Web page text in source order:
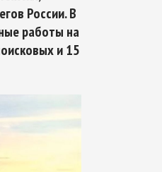
России. В
работы на
и 15